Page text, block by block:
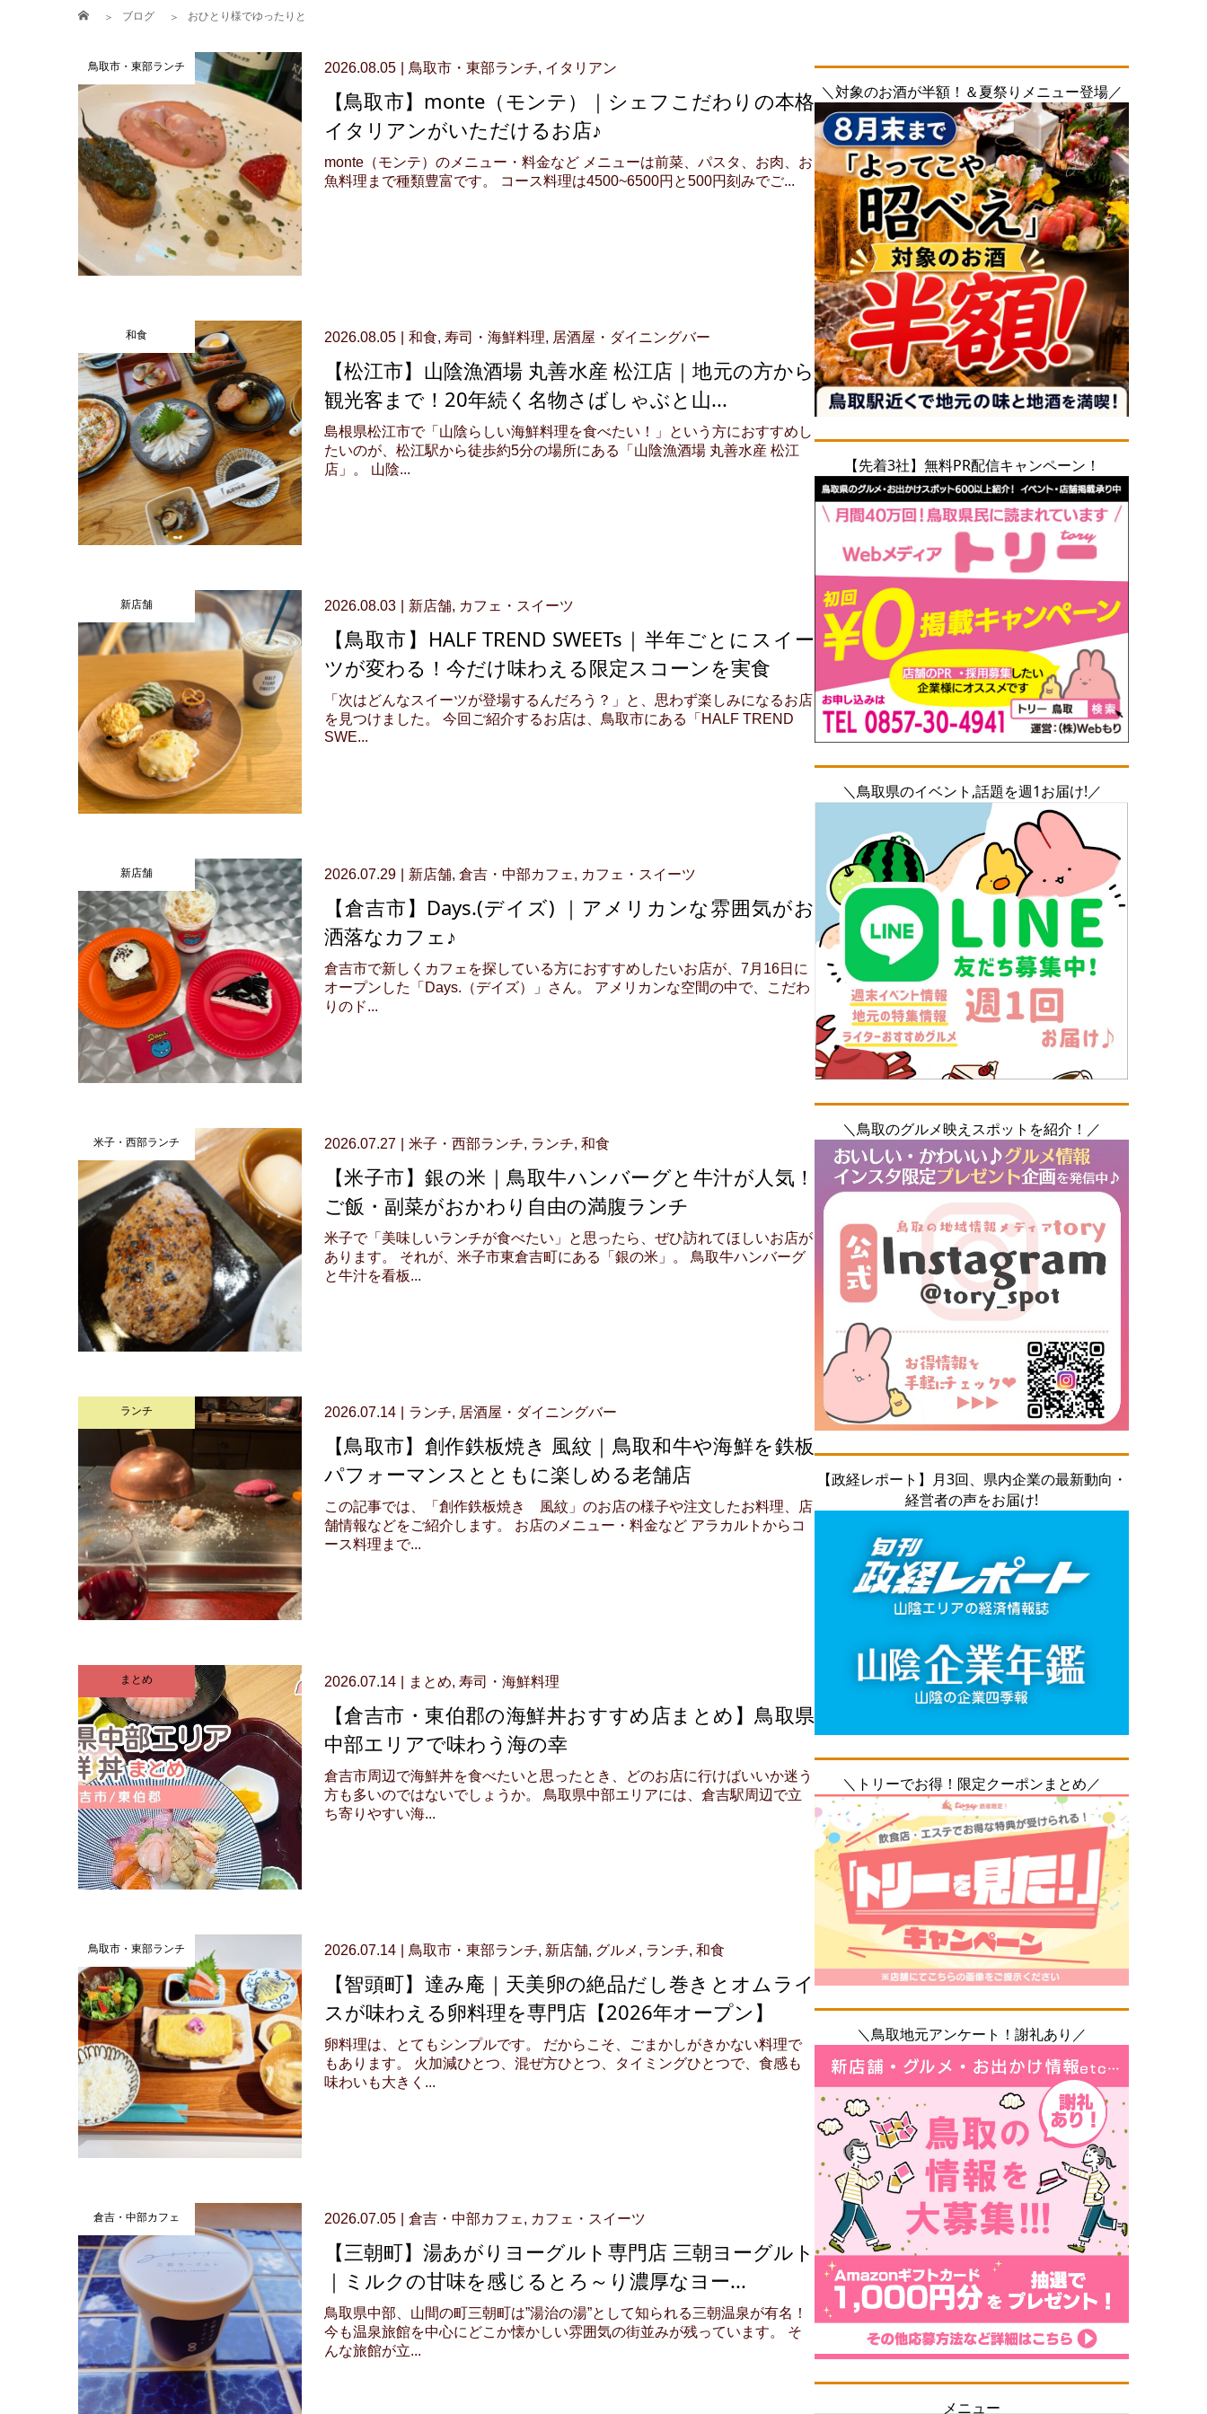
ブログ おひとり様でゆったりと
鳥取市・東部ランチ 2026.08.05 鳥取市・東部ランチ, イタリアン
【鳥取市】monte（モンテ）｜シェフこだわりの本格
イタリアンがいただけるお店♪
monte（モンテ）のメニュー・料金など メニューは前菜、パスタ、お肉、お
魚料理まで種類豊富です。 コース料理は4500~6500円と500円刻みでご...
和食 2026.08.05 和食, 寿司・海鮮料理, 居酒屋・ダイニングバー
【松江市】山陰漁酒場 丸善水産 松江店｜地元の方から
観光客まで！20年続く名物さばしゃぶと山...
島根県松江市で「山陰らしい海鮮料理を食べたい！」という方におすすめし
たいのが、松江駅から徒歩約5分の場所にある「山陰漁酒場 丸善水産 松江
店」。 山陰...
新店舗 2026.08.03 新店舗, カフェ・スイーツ
【鳥取市】HALF TREND SWEETs｜半年ごとにスイー
ツが変わる！今だけ味わえる限定スコーンを実食
「次はどんなスイーツが登場するんだろう？」と、思わず楽しみになるお店
を見つけました。 今回ご紹介するお店は、鳥取市にある「HALF TREND
SWE...
新店舗 2026.07.29 新店舗, 倉吉・中部カフェ , カフェ・スイーツ
【倉吉市】Days.(デイズ) ｜アメリカンな雰囲気がお
洒落なカフェ♪
倉吉市で新しくカフェを探している方におすすめしたいお店が、7月16日に
オープンした「Days.（デイズ）」さん。 アメリカンな空間の中で、こだわ
りのド...
米子・西部ランチ 2026.07.27 米子・西部ランチ, ランチ, 和食
【米子市】銀の米｜鳥取牛ハンバーグと牛汁が人気！
ご飯・副菜がおかわり自由の満腹ランチ
米子で「美味しいランチが食べたい」と思ったら、ぜひ訪れてほしいお店が
あります。 それが、米子市東倉吉町にある「銀の米」。 鳥取牛ハンバーグ
と牛汁を看板...
ランチ 2026.07.14 ランチ, 居酒屋・ダイニングバー
【鳥取市】創作鉄板焼き 風紋｜鳥取和牛や海鮮を鉄板
パフォーマンスとともに楽しめる老舗店
この記事では、「創作鉄板焼き 風紋」のお店の様子や注文したお料理、店
舗情報などをご紹介します。 お店のメニュー・料金など アラカルトからコ
ース料理まで...
まとめ 2026.07.14 まとめ, 寿司・海鮮料理
【倉吉市・東伯郡の海鮮丼おすすめ店まとめ】鳥取県
中部エリアで味わう海の幸
倉吉市周辺で海鮮丼を食べたいと思ったとき、どのお店に行けばいいか迷う
方も多いのではないでしょうか。 鳥取県中部エリアには、倉吉駅周辺で立
ち寄りやすい海...
鳥取市・東部ランチ 2026.07.14 鳥取市・東部ランチ, 新店舗, グルメ , ランチ, 和食
【智頭町】達み庵｜天美卵の絶品だし巻きとオムライ
スが味わえる卵料理を専門店【2026年オープン】
卵料理は、とてもシンプルです。 だからこそ、ごまかしがきかない料理で
もあります。 火加減ひとつ、混ぜ方ひとつ、タイミングひとつで、食感も
味わいも大きく...
倉吉・中部カフェ 2026.07.05 倉吉・中部カフェ , カフェ・スイーツ
【三朝町】湯あがりヨーグルト専門店 三朝ヨーグルト
｜ミルクの甘味を感じるとろ～り濃厚なヨー...
鳥取県中部、山間の町三朝町は”湯治の湯”として知られる三朝温泉が有名！
今も温泉旅館を中心にどこか懐かしい雰囲気の街並みが残っています。 そ
んな旅館が立...
＼対象のお酒が半額！＆夏祭りメニュー登場／
【先着3社】無料PR配信キャンペーン！
＼鳥取県のイベント,話題を週1お届け!／
＼鳥取のグルメ映えスポットを紹介！／
【政経レポート】月3回、県内企業の最新動向・
経営者の声をお届け!
＼トリーでお得！限定クーポンまとめ／
＼鳥取地元アンケート！謝礼あり／
メニュー